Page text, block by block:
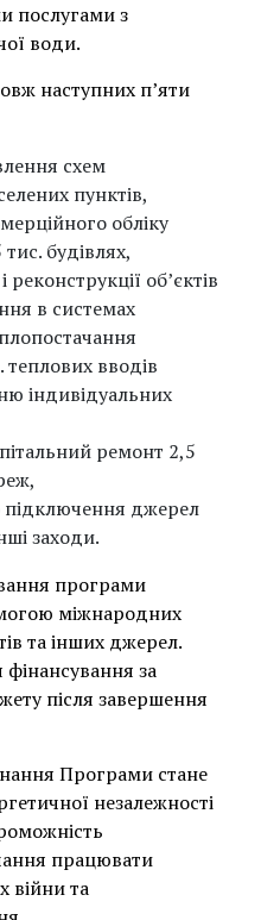
послугами з
води.
наступних п’яти
схем
пунктів,
обліку
тис. будівлях,
об’єктів
в системах
теплових вводів
індивідуальних
ремонт 2,5
підключення джерел
заходи.
програми
міжнародних
та інших джерел.
за
після завершення
Програми стане
незалежності
працювати
війни та